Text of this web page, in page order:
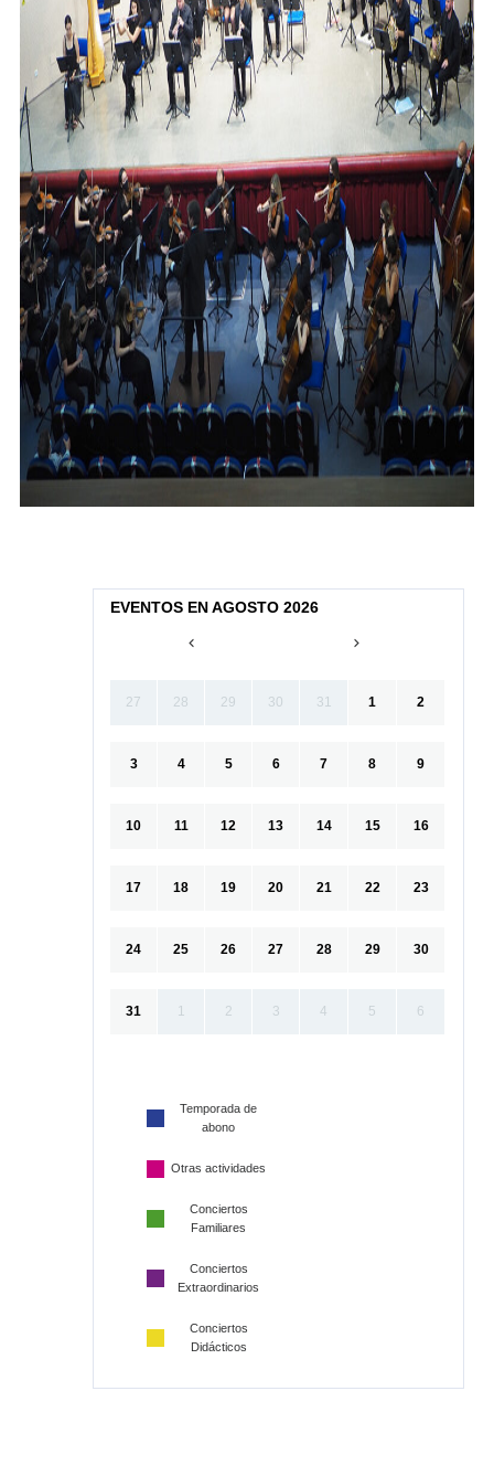
EVENTOS EN AGOSTO 2026
27 28 29 30 31 1 2
3 4 5 6 7 8 9
10 11 12 13 14 15 16
17 18 19 20 21 22 23
24 25 26 27 28 29 30
31 1 2 3 4 5 6
Temporada de
abono
Otras actividades
Conciertos
Familiares
Conciertos
Extraordinarios
Conciertos
Didácticos